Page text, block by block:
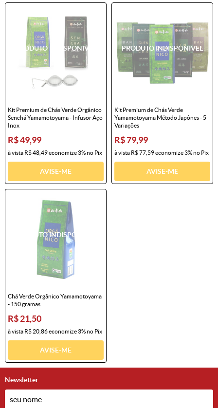
Kit Premium de Chás Verde Orgânico
Senchá Yamamotoyama - Infusor Aço
Inox
R$ 49,99
à vista R$ 48,49economize3%no Pix
AVISE-ME
Kit Premium de Chás Verde
Yamamotoyama Método Japônes - 5
Variações
R$ 79,99
à vista R$ 77,59economize3%no Pix
AVISE-ME
Chá Verde Orgânico Yamamotoyama
- 150 gramas
R$ 21,50
à vista R$ 20,86economize3%no Pix
AVISE-ME
Newsletter